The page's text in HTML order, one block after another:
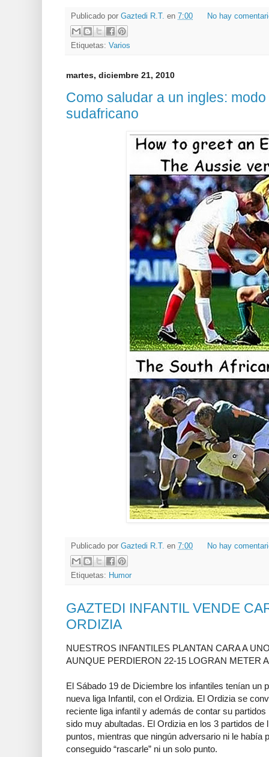
Publicado por Gaztedi R.T. en 7:00 No hay
Etiquetas: Varios
martes, diciembre 21, 2010
Como saludar a un ingles:
sudafricano
Publicado por Gaztedi R.T. en 7:00 No hay
Etiquetas: Humor
GAZTEDI INFANTIL VENDE
ORDIZIA
NUESTROS INFANTILES PLANTAN CARA A
AUNQUE PERDIERON 22-15 LOGRAN METER
El Sábado 19 de Diciembre los infantiles tenían un
nueva liga Infantil, con el Ordizia. El Ordizia se
reciente liga infantil y además de contar su
sido muy abultadas. El Ordizia en los 3 partidos de
puntos, mientras que ningún adversario ni le había
conseguido “rascarle” ni un solo punto.